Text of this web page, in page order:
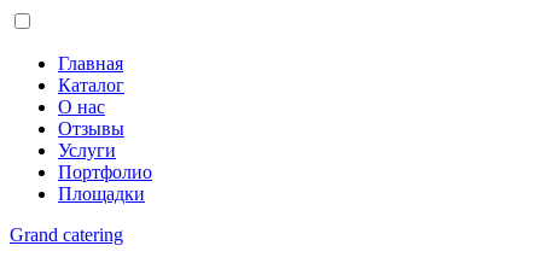
Главная
Каталог
О нас
Отзывы
Услуги
Портфолио
Площадки
Grand catering